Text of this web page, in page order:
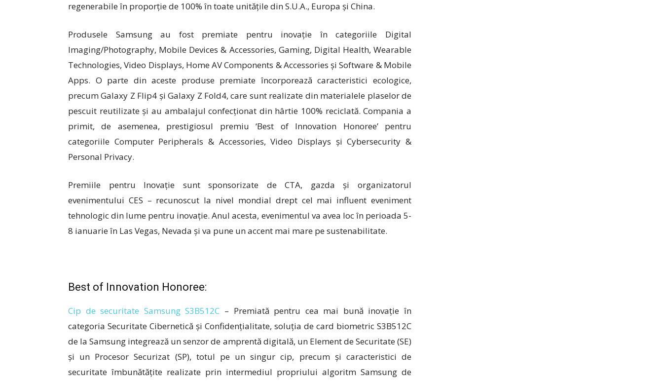
regenerabile în proporție de 100% în toate unitățile din S.U.A., Europa și China.
Produsele Samsung au fost premiate pentru inovație în categoriile Digital
Imaging/Photography, Mobile Devices & Accessories, Gaming, Digital Health, Wearable
Technologies, Video Displays, Home AV Components & Accessories și Software & Mobile
Apps. O parte din aceste produse premiate încorporează caracteristici ecologice,
precum Galaxy Z Flip4 și Galaxy Z Fold4, care sunt realizate din materialele plaselor de
pescuit reutilizate și au ambalajul confecționat din hârtie 100% reciclată. Compania a
primit, de asemenea, prestigiosul premiu‘Best of Innovation Honoree’
pentru
categoriile Computer Peripherals & Accessories, Video Displays și Cybersecurity &
Personal Privacy.
Premiile pentru Inovație sunt sponsorizate de CTA, gazda și organizatorul
evenimentului CES – recunoscut la nivel mondial drept cel mai influent eveniment
tehnologic din lume pentru inovație. Anul acesta, evenimentul va avea loc în perioada 5-
8 ianuarie în Las Vegas, Nevada și va pune un accent mai mare pe sustenabilitate.
Best of Innovation Honoree:
Cip de securitate Samsung S3B512C – Premiată pentru cea mai bună inovație în
categoria Securitate Cibernetică și Confidențialitate, soluția de card biometric S3B512C
de la Samsung integrează un senzor de amprentă digitală, un Element de Securitate (SE)
și un Procesor Securizat (SP), totul pe un singur cip, precum și caracteristici de
securitate îmbunătățite realizate prin intermediul propriului algoritm Samsung de